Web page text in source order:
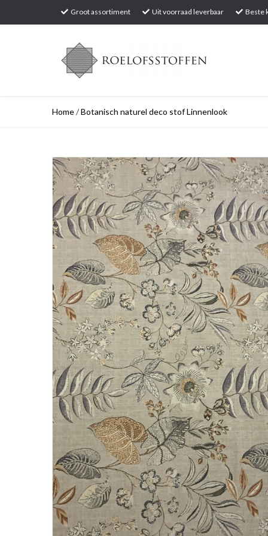
Groot assortiment Uit voorraad leverbaar Beste
Home/Botanisch naturel deco stof Linnenlook